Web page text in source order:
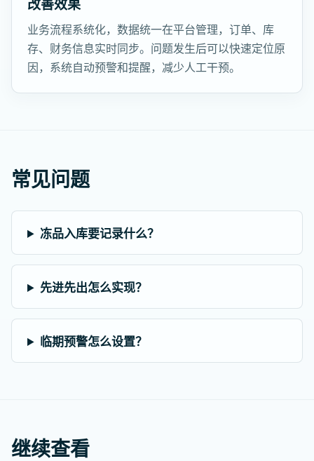
改善效果
业务流程系统化，数据统一在平台管理，订单、库
存、财务信息实时同步。问题发生后可以快速定位原
因，系统自动预警和提醒，减少人工干预。
常见问题
冻品入库要记录什么？
先进先出怎么实现？
临期预警怎么设置？
继续查看